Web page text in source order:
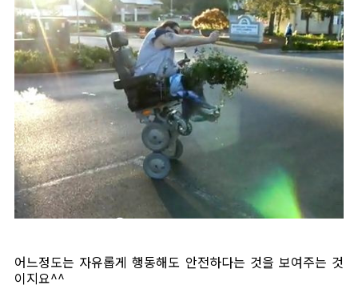
어느정도는 자유롭게 행동해도 안전하다는 것을 보여주는 것
이지요^^